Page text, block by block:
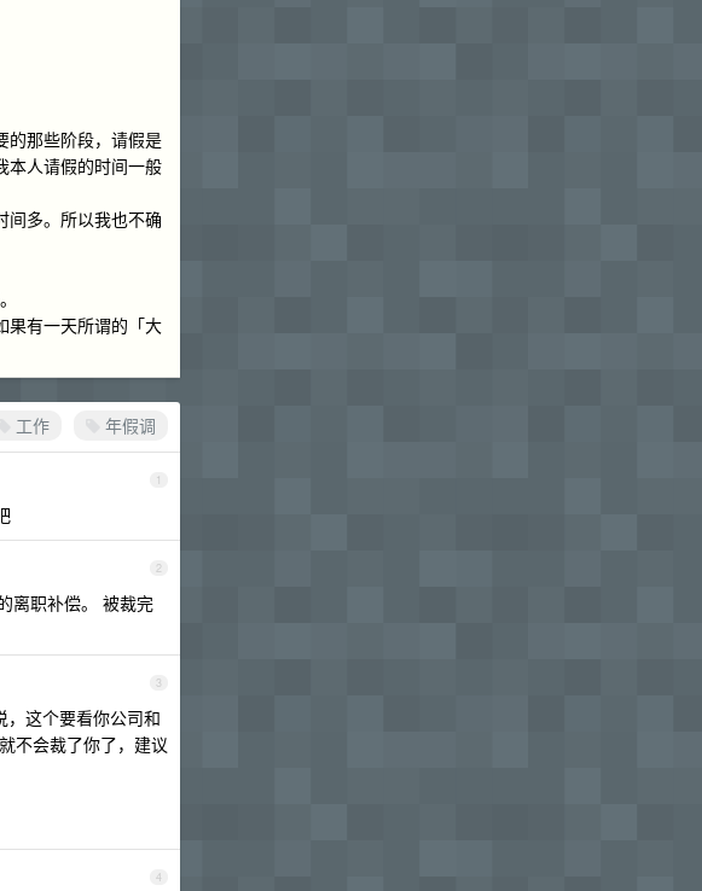
的那些阶段，请假是
本人请假的时间一般
间多。所以我也不确
果有一天所谓的「大
工作 年假调
1
2
离职补偿。 被裁完
3
，这个要看你公司和
不会裁了你了，建议
4